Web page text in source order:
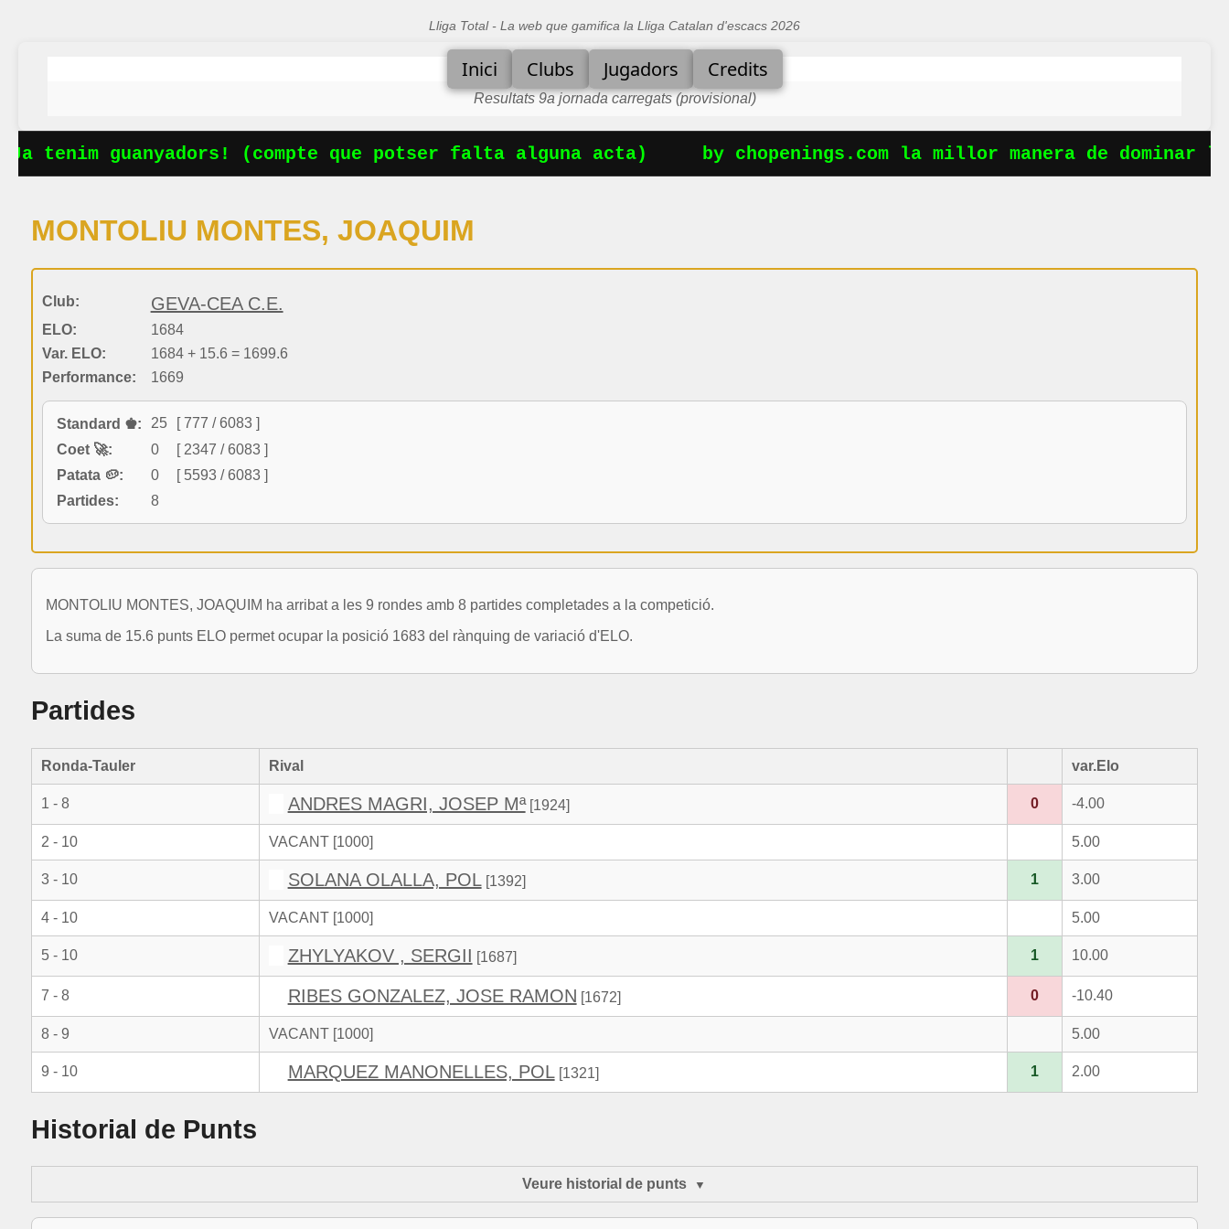
Lliga Total - La web que gamifica la Lliga Catalan d'escacs 2026
Inici Clubs Jugadors Credits
Resultats 9a jornada carregats (provisional)
tenim guanyadors! (compte que potser falta alguna acta) by chopenings.com la millor manera de dominar
MONTOLIU MONTES, JOAQUIM
Club: GEVA-CEA C.E.
ELO:
1684
Var. ELO:
1684 + 15.6 = 1699.6
Performance:
1669
Standard ♚: 25
[ 777 / 6083 ]
Coet 🚀:
0
[ 2347 / 6083 ]
Patata 🥔:
0
[ 5593 / 6083 ]
Partides:
8
MONTOLIU MONTES, JOAQUIM ha arribat a les 9 rondes amb 8 partides completades a la competició.
La suma de 15.6 punts ELO permet ocupar la posició 1683 del rànquing de variació d'ELO.
Partides
Ronda-Tauler Rival var.Elo
1 - 8 ANDRES MAGRI, JOSEP Mª[1924] 0 -4.00
2 - 10 VACANT [1000] 5.00
3 - 10 SOLANA OLALLA, POL[1392] 1 3.00
4 - 10 VACANT [1000] 5.00
5 - 10 ZHYLYAKOV , SERGII [1687] 1 10.00
7 - 8 RIBES GONZALEZ, JOSE RAMON [1672] 0 -10.40
8 - 9 VACANT [1000] 5.00
9 - 10 MARQUEZ MANONELLES, POL[1321] 1 2.00
Historial de Punts
Veure historial de punts